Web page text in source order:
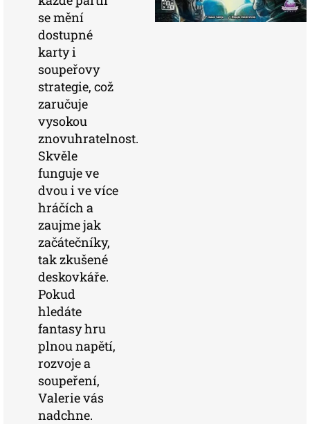
se mění
dostupné
karty i
soupeřovy
strategie, což
zaručuje
vysokou
znovuhratelnost.
Skvěle
funguje ve
dvou i ve více
hráčích a
zaujme jak
začátečníky,
tak zkušené
deskovkáře.
Pokud
hledáte
fantasy hru
plnou napětí,
rozvoje a
soupeření,
Valerie vás
nadchne.